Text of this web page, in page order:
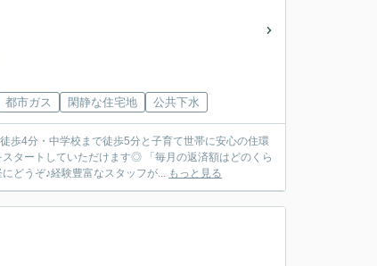
都市ガス 閑静な住宅地 公共下水
歩4分・中学校まで徒歩5分と子育て世帯に安心の住環
タートしていただけます◎ 「毎月の返済額はどのくら
どうぞ♪経験豊富なスタッフが... もっと見る